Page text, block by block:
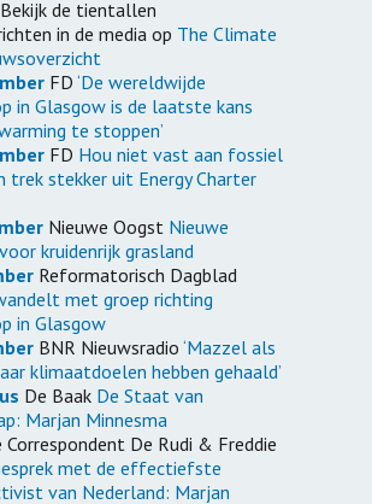
Bekijk de tientallen
in de media op The Climate
FD ‘De wereldwijde
in Glasgow is de laatste kans
te stoppen’
FD Hou niet vast aan fossiel
trek stekker uit Energy Charter
Nieuwe Oogst Nieuwe
kruidenrijk grasland
Reformatorisch Dagblad
met groep richting
in Glasgow
BNR Nieuwsradio ‘Mazzel als
klimaatdoelen hebben gehaald’
De Baak De Staat van
Marjan Minnesma
Correspondent De Rudi & Freddie
met de effectiefste
van Nederland: Marjan